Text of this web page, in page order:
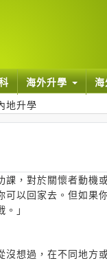
海外升學
地升學
課，對於關懷者動
可以回家去。但如
」
沒想過，在不同地